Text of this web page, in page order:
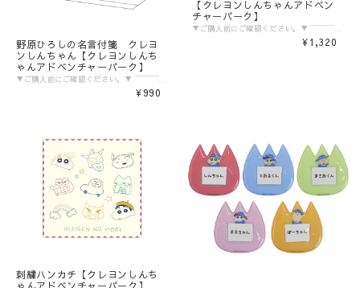
野原ひろしの名言付箋 クレヨ
ンしんちゃん【クレヨンしんち
ゃんアドベンチャーパーク】
▼ご購入前にご確認ください。▼ ‾‾‾‾‾‾‾‾‾‾‾‾‾‾‾ 〈発送目安〉 ご注文日より5日〜10日 （コンビニ決済/銀行振込の場合はご入金の確認日から5〜10日程度が発送目安となります） ※発送目安の期間内における発送日の個別のお問い合わせにはお応え致しかねます。 ※異なる注文IDの商品を一括で梱包・発送することは対応いたしかねます。ご了承ください。 ※配送業者のご指定は受けたまわっておりません。 ※配送日時のご希望に関しましては可能な範囲で対応させていただきます。ご注文状況に応じて対応ができない場合もごさいますので予めご了承ください。 ご注文時の備考欄に「日付指定希望」「ご希望の日時」をご記載ください。 ※商品発送後の住所変更は行っておりません。ご自身配送業者へご連絡をお願いいたします。 ※プレゼント梱包やラッピングは行っておりません。 〈注意事項〉 ※表示価格は税込みです。 ※商品画像はイメージです。実際の商品の色・デザインとは異なる場合がございます。 ※商品価格・デザイン・仕様・発送日など諸般の事情により、予告なく変更・延期・中止する場合がございます。 ※ご注文後、お客様のご都合によるキャンセル・交換はお受けいたしかねます。 ※在庫に関するお問い合わせ（現在の在庫数や入荷予定等）にはご対応いたしかねます。 ※商品のお届け先は日本国内のみです。 ※商品の第三者への転売やオークションでの出品・転売を固く禁止致します。転売等のトラブルに関しては、一切責任は負いかねます。 〈商品返品・交換について〉 ※不良品・ご注文商品と異なる商品が届いた場合は、商品到着後7日以内に、「お問い合わせフォーム」よりご連絡下さい。 弊社基準による良品、又は代替品との交換、在庫切れ等弊社が応じられない場合は、相当金額を返金いたします。返送、再送にかかる送料は、弊社が負担いたします。 ※原則として、お客様のご都合による購入商品の返品・交換はお受けできません。 ※初期不良に伴う交換は原則未使用に限り、商品ご到着から7日までとさせていただきます。また、ご到着後7日以内であっても、使用感の認められる商品についての交換はできかねます。ブラインド商品など、開封しないと状態がわからない商品に関しては、画像をお送りいただき判断させていただきます。 ※大量生産による若干の個体差（製品イメージを大きく損なわない程度の塗装ムラ・微細なキズ・縫製など）に関しましては交換対象外となります。 ※外袋、外箱につきましては、商品の梱包材となりますため、本体に影響を及ぼすような凹み、破損を除き、汚れや傷などでの交換は出来かねます。 ※交換対応につきましては、お客様の主観では無く、弊社にて不良の判断を行なうものであることをご理解ください。
¥990
【クレヨンしんちゃんアドベン
チャーパーク】
▼ご購入前にご確認ください。▼ ‾‾‾‾‾‾‾‾‾‾‾‾‾‾‾ 〈発送目安〉 ご注文日より5日〜10日 （コンビニ決済/銀行振込の場合はご入金の確認日から5〜10日程度が発送目安となります） ※発送目安の期間内における発送日の個別のお問い合わせにはお応え致しかねます。 ※異なる注文IDの商品を一括で梱包・発送することは対応いたしかねます。ご了承ください。 ※配送業者のご指定は受けたまわっておりません。 ※配送日時のご希望に関しましては可能な範囲で対応させていただきます。ご注文状況に応じて対応ができない場合もごさいますので予めご了承ください。 ご注文時の備考欄に「日付指定希望」「ご希望の日時」をご記載ください。 ※商品発送後の住所変更は行っておりません。ご自身配送業者へご連絡をお願いいたします。 ※プレゼント梱包やラッピングは行っておりません。 〈注意事項〉 ※表示価格は税込みです。 ※商品画像はイメージです。実際の商品の色・デザインとは異なる場合がございます。 ※商品価格・デザイン・仕様・発送日など諸般の事情により、予告なく変更・延期・中止する場合がございます。 ※ご注文後、お客様のご都合によるキャンセル・交換はお受けいたしかねます。 ※在庫に関するお問い合わせ（現在の在庫数や入荷予定等）にはご対応いたしかねます。 ※商品のお届け先は日本国内のみです。 ※商品の第三者への転売やオークションでの出品・転売を固く禁止致します。転売等のトラブルに関しては、一切責任は負いかねます。 〈商品返品・交換について〉 ※不良品・ご注文商品と異なる商品が届いた場合は、商品到着後7日以内に、「お問い合わせフォーム」よりご連絡下さい。 弊社基準による良品、又は代替品との交換、在庫切れ等弊社が応じられない場合は、相当金額を返金いたします。返送、再送にかかる送料は、弊社が負担いたします。 ※原則として、お客様のご都合による購入商品の返品・交換はお受けできません。 ※初期不良に伴う交換は原則未使用に限り、商品ご到着から7日までとさせていただきます。また、ご到着後7日以内であっても、使用感の認められる商品についての交換はできかねます。ブラインド商品など、開封しないと状態がわからない商品に関しては、画像をお送りいただき判断させていただきます。 ※大量生産による若干の個体差（製品イメージを大きく損なわない程度の塗装ムラ・微細なキズ・縫製など）に関しましては交換対象外となります。 ※外袋、外箱につきましては、商品の梱包材となりますため、本体に影響を及ぼすような凹み、破損を除き、汚れや傷などでの交換は出来かねます。 ※交換対応につきましては、お客様の主観では無く、弊社にて不良の判断を行なうものであることをご理解ください。
¥1,320
刺繍ハンカチ【クレヨンしんち